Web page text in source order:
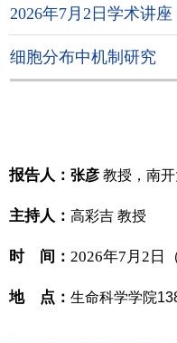
2026年7月2日学术讲
细胞分布中机制研究
报告人 ： 张彦 教授，南
主持人： 高彩吉 教授
时一 间： 2026年7 月2 日
地一 点： 生命科学学院